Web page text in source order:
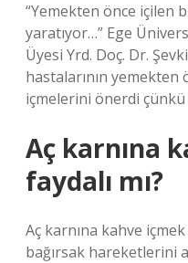
“Yemekten önce içilen
yaratıyor…” Ege
Üyesi Yrd. Doç. Dr.
hastalarının
içmelerini önerdi
Aç karnına
faydalı mı?
Aç karnına kahve
bağırsak hareketlerini